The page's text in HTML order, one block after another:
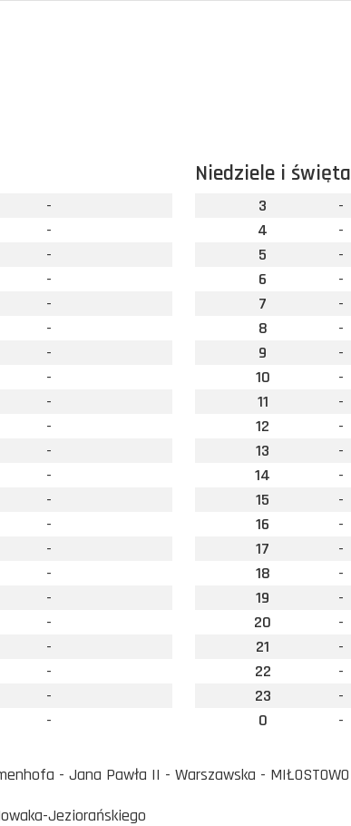
-
-
-
-
-
-
-
-
-
-
-
-
-
-
-
-
-
-
-
-
-
-
Niedziele i święta
3
-
4
-
5
-
6
-
7
-
8
-
9
-
10
-
11
-
12
-
13
-
14
-
15
-
16
-
17
-
18
-
19
-
20
-
21
-
22
-
23
-
0
-
- Jana Pawła II - Warszawska - MIŁOSTOWO
Jeziorańskiego